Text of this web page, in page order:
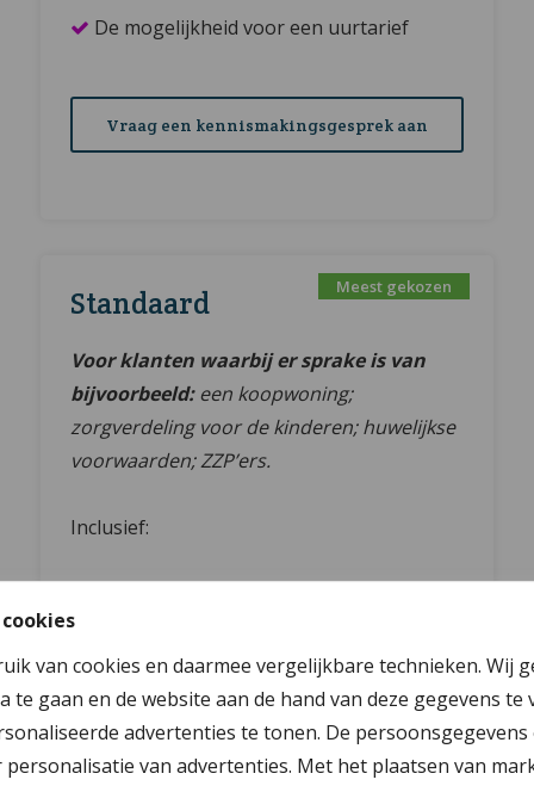
van cookies en daarmee vergelijkbare technieken. Wij
gaan en de website aan de hand van deze gegevens
advertenties te tonen. De
van advertenties. Met het plaatsen van
De mogelijkheid voor een uurtarief
Vraag een kennismakingsgesprek aan
Standaard
Voor klanten waarbij er sprake is van
bijvoorbeeld: een koopwoning;
zorgverdeling voor de kinderen; huwelijkse
voorwaarden; ZZP’ers.
Inclusief:
partneralimentatie
Bruto-netto berekeningen, inclusief
mogelijke toeslagen
Ouderschapsplan